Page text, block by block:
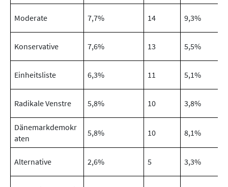
Moderate 7,7% 14 9,3%
Konservative 7,6% 13 5,5%
Einheitsliste 6,3% 11 5,1%
Radikale Venstre 5,8% 10 3,8%
Dänemarkdemokr
aten
5,8% 10 8,1%
Alternative 2,6% 5 3,3%